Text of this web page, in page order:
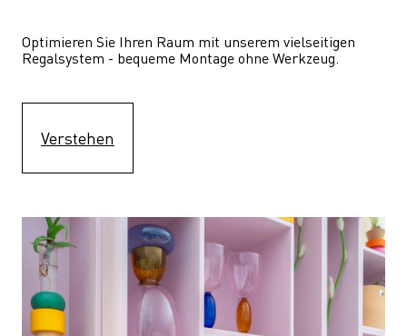
Optimieren Sie Ihren Raum mit unserem vielseitigen
Regalsystem - bequeme Montage ohne Werkzeug.
Verstehen